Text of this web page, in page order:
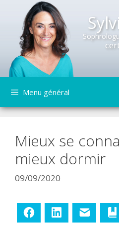
contenu
Menu général
Mieux se
mieux dormir
09/09/2020
Facebook LinkedIn